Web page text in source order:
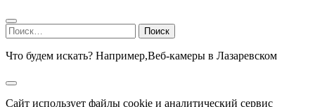
Найти:
Что будем искать? Например,Веб-камеры в Лазаревском
Сайт использует файлы cookie и аналитический сервис